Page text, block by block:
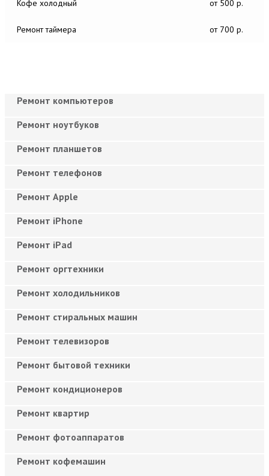
Кофе холодный от 500 р.
Ремонт таймера от 700 р.
Ремонт компьютеров
Ремонт ноутбуков
Ремонт планшетов
Ремонт телефонов
Ремонт Apple
Ремонт iPhone
Ремонт iPad
Ремонт оргтехники
Ремонт холодильников
Ремонт стиральных машин
Ремонт телевизоров
Ремонт бытовой техники
Ремонт кондиционеров
Ремонт квартир
Ремонт фотоаппаратов
Ремонт кофемашин